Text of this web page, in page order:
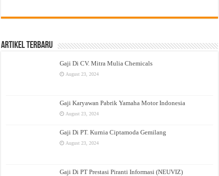
Artikel Terbaru
Gaji Di CV. Mitra Mulia Chemicals
August 23, 2024
Gaji Karyawan Pabrik Yamaha Motor Indonesia
August 23, 2024
Gaji Di PT. Kurnia Ciptamoda Gemilang
August 23, 2024
Gaji Di PT Prestasi Piranti Informasi (NEUVIZ)